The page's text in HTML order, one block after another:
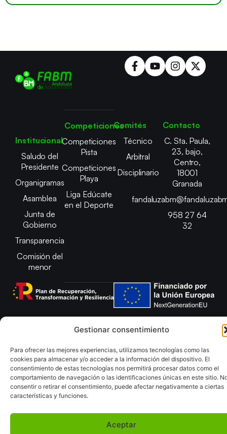
Gestionar consentimiento
Para ofrecer las mejores experiencias, utilizamos tecnologías como las
cookies para almacenar y/o acceder a la información del dispositivo. El
consentimiento de estas tecnologías nos permitirá procesar datos como el
comportamiento de navegación o las identificaciones únicas en este sitio.
consentir o retirar el consentimiento, puede afectar negativamente a ciertas
características y funciones.
Aceptar
Institucional
Saludo del
Presidente
Organigramas
Asamblea
Junta de
Gobierno
Transparencia
Comisión del
menor
Competiciones
Competiciones
Pista
Competiciones
Playa
Liga Edúcate
en el Deporte
Comités
Técnico
Arbitral
Disciplinario
Contacto
C. Sta. Paula,
23, bajo,
Centro,
18001
Granada
958 27 64
32
Desarrollado porTOOOLS
Aviso LegalPolítica de Cookies
Política de Privacidad y cookiesDeclaración de Accesibilidad
Política de ventasMapa del Sitio